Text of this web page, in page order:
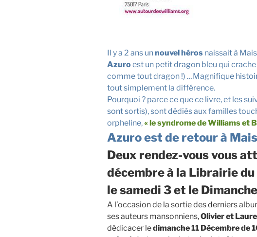
Il y a 2 ans unnouvel héros naissait à
Azuroest un petit dragon bleu qui crache
comme tout dragon !) …Magnifique
tout simplement la différence.
Pourquoi ? parce ce que ce livre, et les
sont sortis), sont dédiés aux familles
orpheline, « le syndrome de Williams et
Azuro est de retour à
Deux rendez-vous vous
décembre à la Librairie
le samedi 3 et le
A l’occasion de la sortie des derniers
ses auteurs mansonniens,Olivier et
dédicacer ledimanche 11 Décembre de